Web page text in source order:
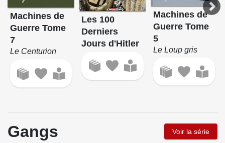
Machines de
Guerre Tome
7
Le Centurion
Les 100
Derniers
Jours d'Hitler
Machines de
Guerre Tome
5
Le Loup gris
Gangs Voir la série